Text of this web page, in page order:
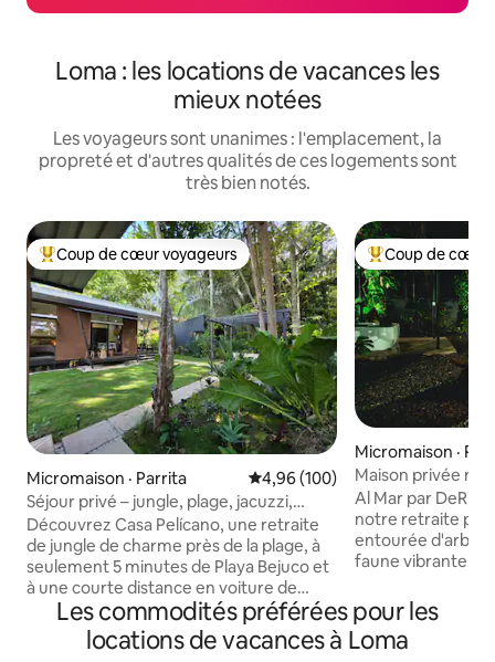
Loma : les locations de vacances les
mieux notées
Les voyageurs sont unanimes : l'emplacement, la
propreté et d'autres qualités de ces logements sont
très bien notés.
Coup de cœur voyageurs parmi les plus aimés
Coup de cœur voyageurs
Micromaison · Parrita Note moyenne de 4,96 sur 5,
4,96 (100)
Séjour privé – jungle, plage, jacuzzi,
barbecue, climatisation, Wi-Fi
Découvrez Casa Pelícano, une retraite
de jungle de charme près de la plage, à
seulement 5 minutes de Playa Bejuco et
à une courte distance en voiture de
Playas Jacó, Hermosa, Manuel Antonio
et Marina Pez Vela à Quepos. Entourée
d'une nature luxuriante, de singes, d'ara
Coup de cœur
Coup de cœur
Micromaison ·
Maison privée
jacuzzi,
Al Mar par DeRide Évadez-vous dans
notre retraite
entourée
faune vibrante.
papillons dans la
maintenant
lumières
Les commodités préférées pour les
locations de vacances à Loma